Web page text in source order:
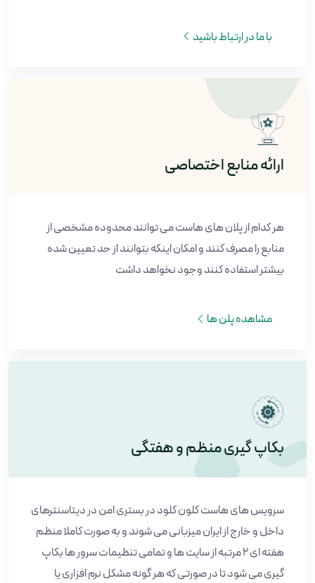
با ما در ارتباط باشید
ارائه منابع اختصاصی
هر کدام از پلان های هاست می توانند محدوده مشخصی از
منابع را مصرف کنند و امکان اینکه بتوانند از حد تعیین شده
بیشتر استفاده کنند وجود نخواهد داشت
مشاهده پلن ها
بکاپ گیری منظم و هفتگی
سرویس های هاست کلون کلود در بستری امن در دیتاسنترهای
داخل و خارج از ایران میزبانی می شوند و به صورت کاملا منظم
هفته ای ۲ مرتبه از سایت ها و تمامی تنظیمات سرور ها بکاپ
گیری می شود تا در صورتی که هر گونه مشکل نرم افزاری یا